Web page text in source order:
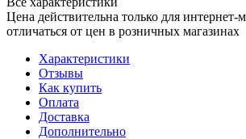
Цена действительна только для интернет-
отличаться от цен в розничных магазинах
Характеристики
Отзывы
Как купить
Оплата
Доставка
Дополнительно